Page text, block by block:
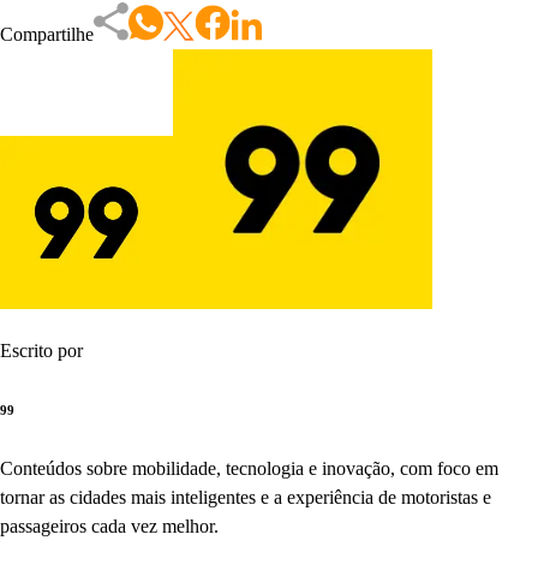
Compartilhe
Escrito por
99
Conteúdos sobre mobilidade, tecnologia e inovação, com foco em
tornar as cidades mais inteligentes e a experiência de motoristas e
passageiros cada vez melhor.